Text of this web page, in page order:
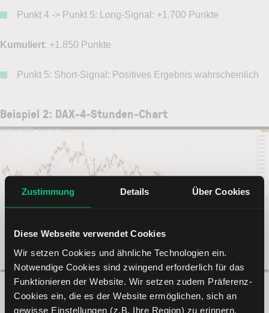
Zustimmung Details Über Cookies
Diese Webseite verwendet Cookies
Wir setzen Cookies und ähnliche Technologien ein.
Notwendige Cookies sind zwingend erforderlich für das
Funktionieren der Website. Wir setzen zudem Präferenz-
Cookies ein, die es der Website ermöglichen, sich an
gewisse Einstellungen (z.B. Ihre Region) zu erinnern.
Punkt 4 -> Punkt 5: Long-Signal: +1.700 Punkte
Kumuliert: +1.850 Punkte
Punkt 5: Short-Signal: Positives Ergebnis wahrscheinlich
Beispiel 2: DAX-4-Stunden-Chart
Trendfolgestrategie: DAX-4-Stunden-Chart mit gleitenden
Durchschnitten von 2018 bis 2019 | Quelle: TWS